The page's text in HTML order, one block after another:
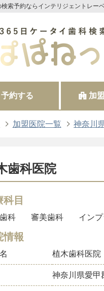
索予約ならインテリジェントレー
予約する 加
加盟医院一覧 神奈川
歯科医院
科目
科 審美歯科 イン
情報
植木歯科医院
神奈川県愛甲